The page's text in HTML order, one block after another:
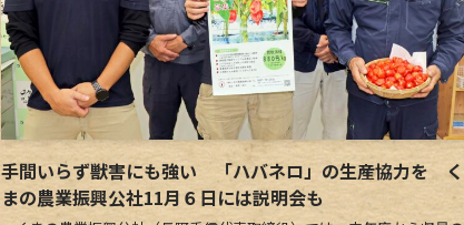
手間いらず獣害にも強い 「ハバネロ」の生産協力を く
まの農業振興公社11月６日には説明会も